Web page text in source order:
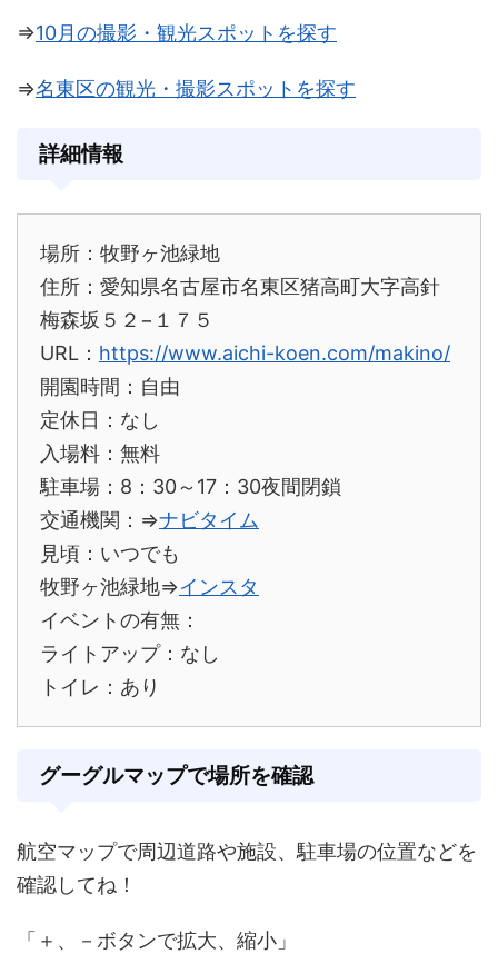
⇒10月の撮影・観光スポットを探す
⇒名東区の観光・撮影スポットを探す
詳細情報
場所：牧野ヶ池緑地
住所：愛知県名古屋市名東区猪高町大字高針
梅森坂５２−１７５
URL： https://www.aichi-koen.com/makino/
開園時間：自由
定休日：なし
入場料：無料
駐車場：8：30～17：30夜間閉鎖
交通機関：⇒ナビタイム
見頃：いつでも
牧野ヶ池緑地⇒インスタ
イベントの有無：
ライトアップ：なし
トイレ：あり
グーグルマップで場所を確認
航空マップで周辺道路や施設、駐車場の位置などを
確認してね！
「＋、－ボタンで拡大、縮小」